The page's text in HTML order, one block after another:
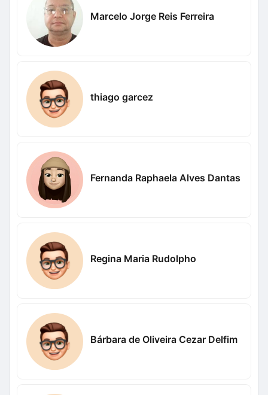
Marcelo Jorge Reis Ferreira
thiago garcez
Fernanda Raphaela Alves Dantas
Regina Maria Rudolpho
Bárbara de Oliveira Cezar Delfim